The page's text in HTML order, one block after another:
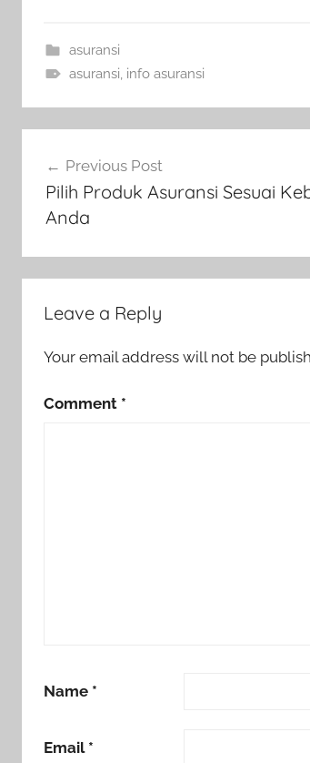
asuransi
asuransi, info asuransi
Previous Post
Pilih Produk Asuransi Sesuai
Anda
Leave a Reply
Your email address will not be
Comment *
Name *
Email *